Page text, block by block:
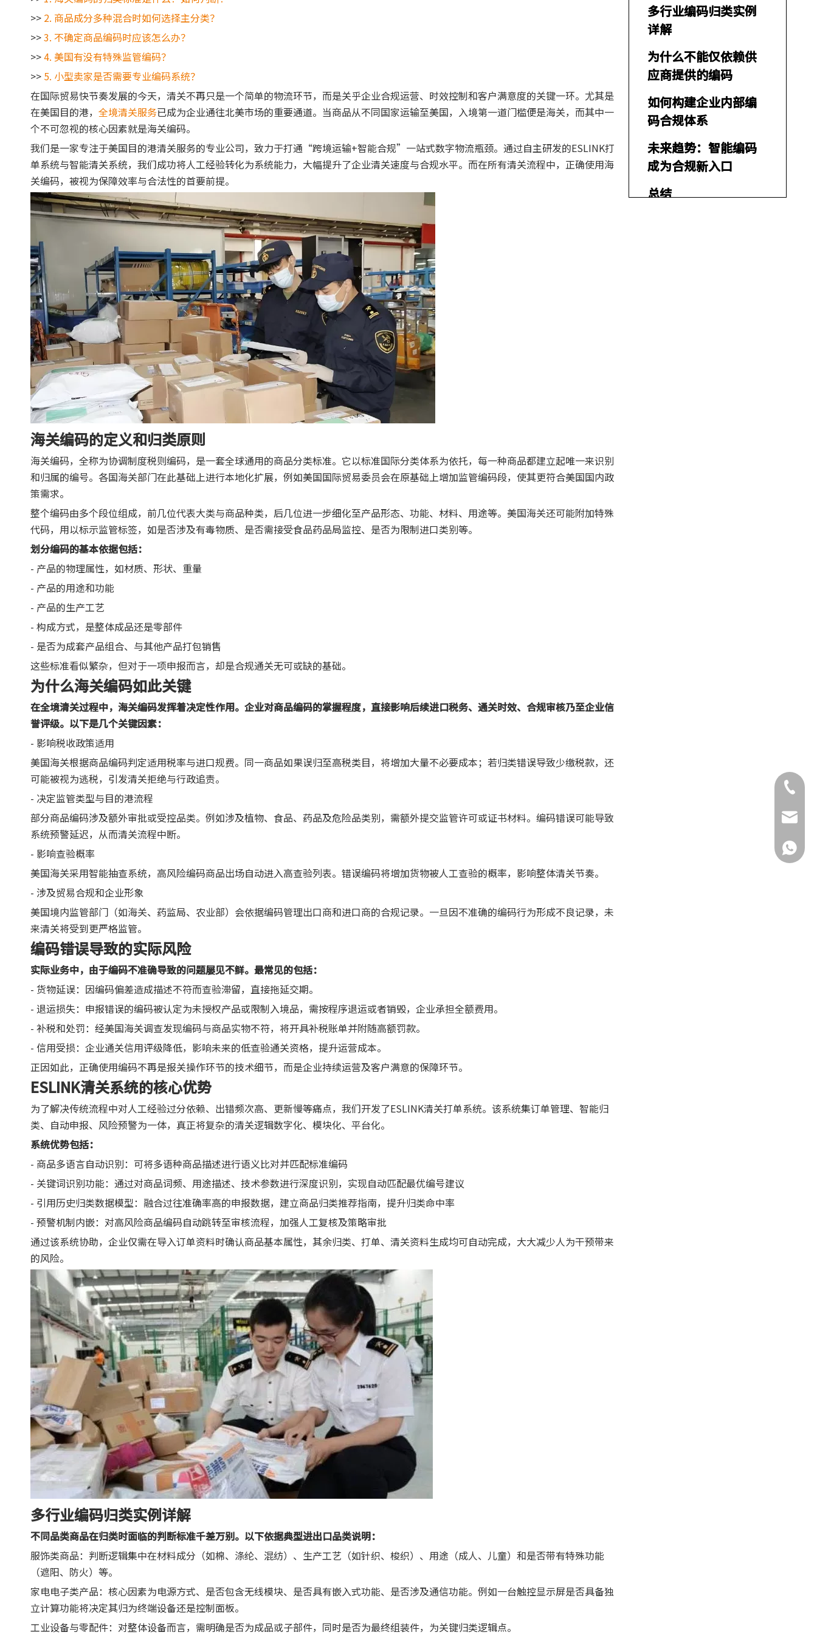
>> 2. 商品成分多种混合时如何选择主分类？
>>3. 不确定商品编码时应该怎么办？
>>4. 美国有没有特殊监管编码？
>> 5. 小型卖家是否需要专业编码系统？
在国际贸易快节奏发展的今天，清关不再只是一个简单的物流环节，而是关乎企业合规运营、时效控制和客户满意度的关键一环。尤其是
在美国目的港， 全境清关服务已成为企业通往北美市场的重要通道。当商品从不同国家运输至美国，入境第一道门槛便是海关，而其中一
个不可忽视的核心因素就是海关编码。
我们是一家专注于美国目的港清关服务的专业公司，致力于打通“跨境运输+智能合规”一站式数字物流瓶颈。通过自主研发的ESLINK打
单系统与智能清关系统，我们成功将人工经验转化为系统能力，大幅提升了企业清关速度与合规水平。而在所有清关流程中，正确使用海
关编码，被视为保障效率与合法性的首要前提。
海关编码的定义和归类原则
海关编码，全称为协调制度税则编码，是一套全球通用的商品分类标准。它以标准国际分类体系为依托，每一种商品都建立起唯一来识别
和归属的编号。各国海关部门在此基础上进行本地化扩展，例如美国国际贸易委员会在原基础上增加监管编码段，使其更符合美国国内政
策需求。
整个编码由多个段位组成，前几位代表大类与商品种类，后几位进一步细化至产品形态、功能、材料、用途等。美国海关还可能附加特殊
代码，用以标示监管标签，如是否涉及有毒物质、是否需接受食品药品局监控、是否为限制进口类别等。
划分编码的基本依据包括：
- 产品的物理属性，如材质、形状、重量
- 产品的用途和功能
- 产品的生产工艺
- 构成方式，是整体成品还是零部件
- 是否为成套产品组合、与其他产品打包销售
这些标准看似繁杂，但对于一项申报而言，却是合规通关无可或缺的基础。
为什么海关编码如此关键
在全境清关过程中，海关编码发挥着决定性作用。企业对商品编码的掌握程度，直接影响后续进口税务、通关时效、合规审核乃至企业信
誉评级。以下是几个关键因素：
- 影响税收政策适用
美国海关根据商品编码判定适用税率与进口规费。同一商品如果误归至高税类目，将增加大量不必要成本；若归类错误导致少缴税款，还
可能被视为逃税，引发清关拒绝与行政追责。
- 决定监管类型与目的港流程
部分商品编码涉及额外审批或受控品类。例如涉及植物、食品、药品及危险品类别，需额外提交监管许可或证书材料。编码错误可能导致
系统预警延迟，从而清关流程中断。
- 影响查验概率
美国海关采用智能抽查系统，高风险编码商品出场自动进入高查验列表。错误编码将增加货物被人工查验的概率，影响整体清关节奏。
- 涉及贸易合规和企业形象
美国境内监管部门（如海关、药监局、农业部）会依据编码管理出口商和进口商的合规记录。一旦因不准确的编码行为形成不良记录，未
来清关将受到更严格监管。
编码错误导致的实际风险
实际业务中，由于编码不准确导致的问题屡见不鲜。最常见的包括：
- 货物延误：因编码偏差造成描述不符而查验滞留，直接拖延交期。
- 退运损失：申报错误的编码被认定为未授权产品或限制入境品，需按程序退运或者销毁，企业承担全额费用。
- 补税和处罚：经美国海关调查发现编码与商品实物不符，将开具补税账单并附随高额罚款。
- 信用受损：企业通关信用评级降低，影响未来的低查验通关资格，提升运营成本。
正因如此，正确使用编码不再是报关操作环节的技术细节，而是企业持续运营及客户满意的保障环节。
ESLINK清关系统的核心优势
为了解决传统流程中对人工经验过分依赖、出错频次高、更新慢等痛点，我们开发了ESLINK清关打单系统。该系统集订单管理、智能归
类、自动申报、风险预警为一体，真正将复杂的清关逻辑数字化、模块化、平台化。
系统优势包括：
- 商品多语言自动识别：可将多语种商品描述进行语义比对并匹配标准编码
- 关键词识别功能：通过对商品词频、用途描述、技术参数进行深度识别，实现自动匹配最优编号建议
- 引用历史归类数据模型：融合过往准确率高的申报数据，建立商品归类推荐指南，提升归类命中率
- 预警机制内嵌：对高风险商品编码自动跳转至审核流程，加强人工复核及策略审批
通过该系统协助，企业仅需在导入订单资料时确认商品基本属性，其余归类、打单、清关资料生成均可自动完成，大大减少人为干预带来
的风险。
多行业编码归类实例详解
不同品类商品在归类时面临的判断标准千差万别。以下依据典型进出口品类说明：
服饰类商品：判断逻辑集中在材料成分（如棉、涤纶、混纺）、生产工艺（如针织、梭织）、用途（成人、儿童）和是否带有特殊功能
（遮阳、防火）等。
家电电子类产品：核心因素为电源方式、是否包含无线模块、是否具有嵌入式功能、是否涉及通信功能。例如一台触控显示屏是否具备独
立计算功能将决定其归为终端设备还是控制面板。
工业设备与零配件：对整体设备而言，需明确是否为成品或子部件，同时是否为最终组装件，为关键归类逻辑点。
多行业编码归类实例
详解
为什么不能仅依赖供
应商提供的编码
如何构建企业内部编
码合规体系
未来趋势：智能编码
成为合规新入口
总结
+86-
+86-